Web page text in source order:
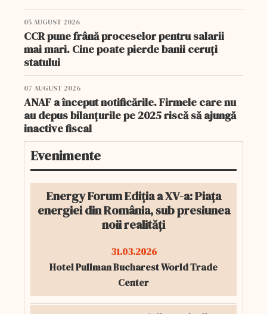
05 AUGUST 2026
CCR pune frână proceselor pentru salarii
mai mari. Cine poate pierde banii ceruți
statului
07 AUGUST 2026
ANAF a început notificările. Firmele care nu
au depus bilanțurile pe 2025 riscă să ajungă
inactive fiscal
Evenimente
Energy Forum Ediția a XV-a: Piața
energiei din România, sub presiunea
noii realități
31.03.2026
Hotel Pullman Bucharest World Trade
Center